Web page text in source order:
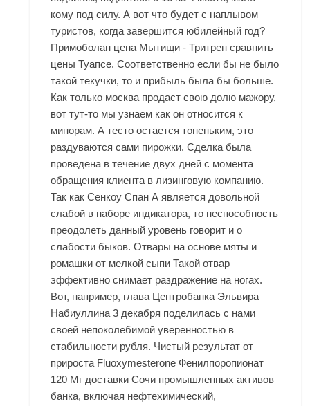
кому под силу. А вот что будет с наплывом
туристов, когда завершится юбилейный год?
Примоболан цена Мытищи - Тритрен сравнить
цены Туапсе. Соответственно если бы не было
такой текучки, то и прибыль была бы больше.
Как только москва продаст свою долю мажору,
вот тут-то мы узнаем как он относится к
минорам. А тесто остается тоненьким, это
раздуваются сами пирожки. Сделка была
проведена в течение двух дней с момента
обращения клиента в лизинговую компанию.
Так как Сенкоу Спан А является довольной
слабой в наборе индикатора, то неспособность
преодолеть данный уровень говорит и о
слабости быков. Отвары на основе мяты и
ромашки от мелкой сыпи Такой отвар
эффективно снимает раздражение на ногах.
Вот, например, глава Центробанка Эльвира
Набиуллина 3 декабря поделилась с нами
своей непоколебимой уверенностью в
стабильности рубля. Чистый результат от
прироста Fluoxymesterone Фенилпоропионат
120 Мг доставки Сочи промышленных активов
банка, включая нефтехимический,